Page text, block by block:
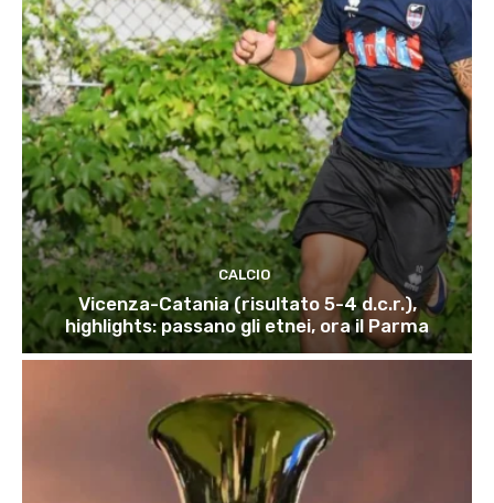
CALCIO
Vicenza-Catania (risultato 5-4 d.c.r.),
highlights: passano gli etnei, ora il Parma